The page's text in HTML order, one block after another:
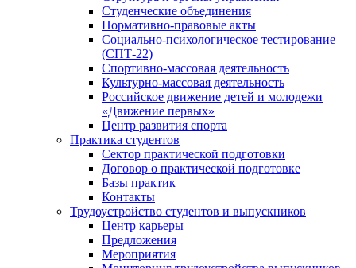
Студенческие объединения
Нормативно-правовые акты
Социально-психологическое тестирование
(СПТ-22)
Спортивно-массовая деятельность
Культурно-массовая деятельность
Российское движение детей и молодежи
«Движение первых»
Центр развития спорта
Практика студентов
Сектор практической подготовки
Договор о практической подготовке
Базы практик
Контакты
Трудоустройство студентов и выпускников
Центр карьеры
Предложения
Мероприятия